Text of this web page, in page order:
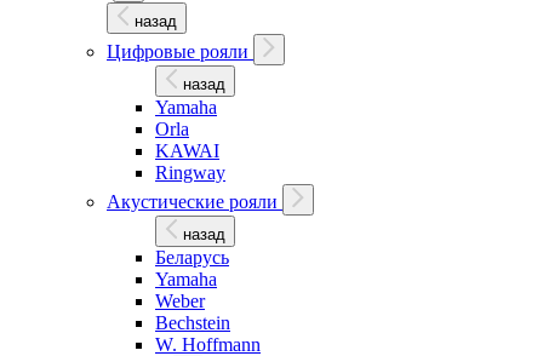
назад
Цифровые рояли
назад
Yamaha
Orla
KAWAI
Ringway
Акустические рояли
назад
Беларусь
Yamaha
Weber
Bechstein
W. Hoffmann